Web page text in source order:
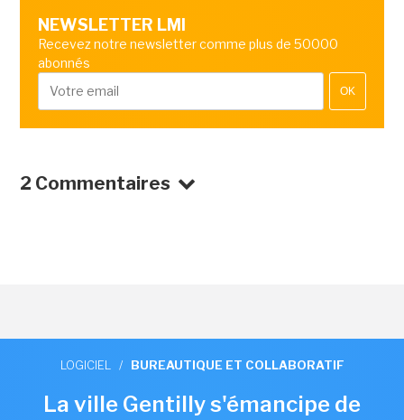
NEWSLETTER LMI
Recevez notre newsletter comme plus de 50000
abonnés
OK
2 Commentaires
LOGICIEL / BUREAUTIQUE ET COLLABORATIF
La ville Gentilly s'émancipe de